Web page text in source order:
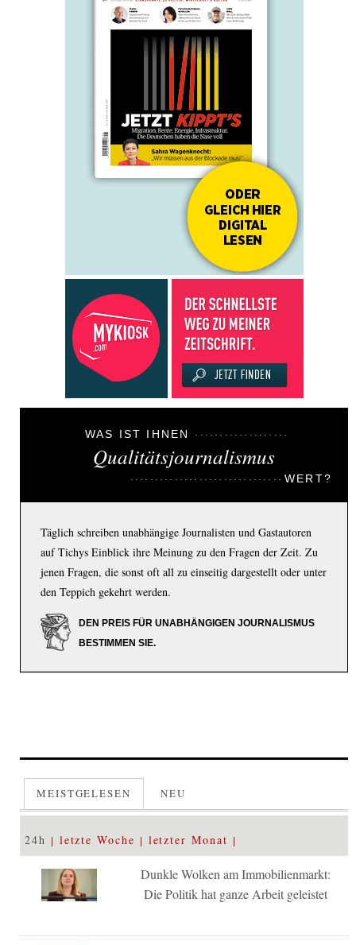
WAS IST IHNEN
Qualitätsjournalismus
WERT?
Täglich schreiben unabhängige Journalisten und Gastautoren
auf Tichys Einblick ihre Meinung zu den Fragen der Zeit. Zu
jenen Fragen, die sonst oft all zu einseitig dargestellt oder unter
den Teppich gekehrt werden.
DEN PREIS FÜR UNABHÄNGIGEN JOURNALISMUS
BESTIMMEN SIE.
MEISTGELESEN NEU
24h letzte Woche letzter Monat
Dunkle Wolken am Immobilienmarkt:
Die Politik hat ganze Arbeit geleistet